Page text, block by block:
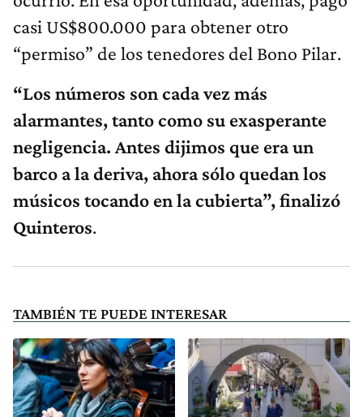
casi US$800.000 para obtener otro
“permiso” de los tenedores del Bono Pilar.
“Los números son cada vez más
alarmantes, tanto como su exasperante
negligencia. Antes dijimos que era un
barco a la deriva, ahora sólo quedan los
músicos tocando en la cubierta”, finalizó
Quinteros.
TAMBIÉN TE PUEDE INTERESAR